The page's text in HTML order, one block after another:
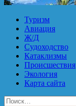
Туризм
Авиация
Ж/Д
Судоходство
Катаклизмы
Происшествия
Экология
Карта сайта
Найти: